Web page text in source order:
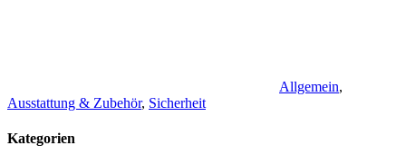
Allgemein,
Ausstattung & Zubehör, Sicherheit
Kategorien